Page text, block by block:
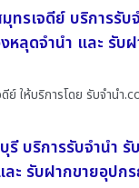
ทรเจดีย์ บริการรับ
หลุดจำนำ และ รับ
ย์ ให้บริการโดย รับจํานํา
รี บริการรับจำนำ
ะ รับฝากขายอุปก